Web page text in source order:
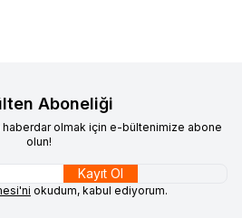
Aboneliği
olmak için e-bültenimize abone
olun!
Kayıt Ol
okudum, kabul ediyorum.